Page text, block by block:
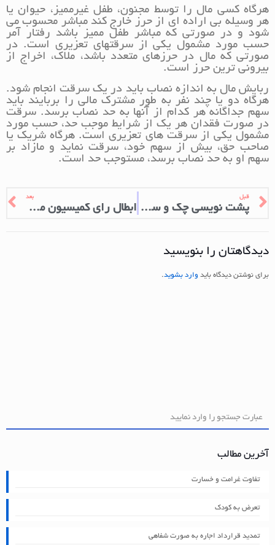
هرگاه کسی مال را توسط مجنون، طفل غیرممیز، حیوان یا
هر وسیله بی اراده ای از حرز خارج کند مباشر محسوب می
شود و در صورتی که مباشر طفل ممیز باشد رفتار آمر
حسب مورد مشمول یکی از سرقتهای تعزیری است. در
صورتی که مال در حرزهای متعدد باشد، ملاک، اخراج از
بیرونی ترین حرز است.
ربایش مال به اندازه نصاب باید در یک سرقت انجام شود.
هرگاه دو یا چند نفر به طور مشترک مالی را بربایند باید
سهم جداگانه هر کدام از آنها به حد نصاب برسد. سرقت
در صورت فقدان هر یک از شرایط موجب حد، حسب مورد
مشمول یکی از سرقت های تعزیری است. هرگاه شریک یا
صاحب حق، بیش از سهم خود، سرقت نماید و مازاد بر
سهم او به حد نصاب برسد، مستوجب حد است.
قبل
پشت نویسی چک و سفته
بعد
ابطال رای کمیسیون ماده 77 شهرداری
دیدگاهتان را بنویسید
برای نوشتن دیدگاه باید وارد بشوید.
آخرین مطالب
تفاوت غرامت و خسارت
تعرض به کودک
تمدید قرارداد اجاره به صورت شفاهی